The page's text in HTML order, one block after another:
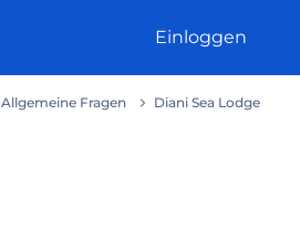
Einloggen
Allgemeine Fragen Diani Sea Lodge